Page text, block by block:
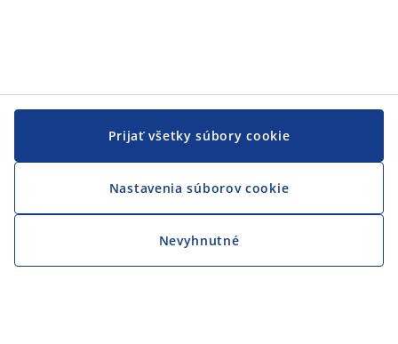
Prijať všetky súbory cookie
Nastavenia súborov cookie
Nevyhnutné